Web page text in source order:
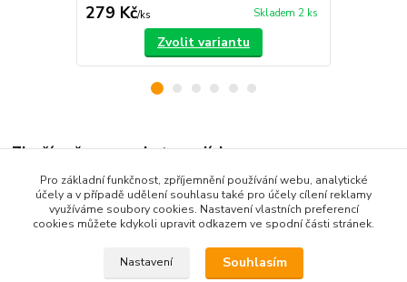
279 Kč/ks Skladem 2 ks
Zvolit variantu
Zboží zařazeno v kategoriích
Dětské oblečení
Dětské kalhoty
Pro základní funkčnost, zpříjemnění používání webu, analytické
účely a v případě udělení souhlasu také pro účely cílení reklamy
využíváme soubory cookies. Nastavení vlastních preferencí
cookies můžete kdykoli upravit odkazem ve spodní části stránek.
Nastavení Souhlasím